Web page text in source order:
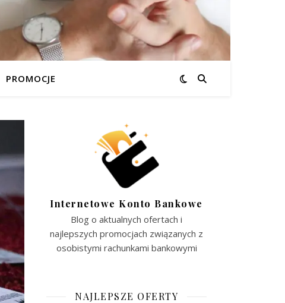
PROMOCJE
Internetowe Konto Bankowe
Blog o aktualnych ofertach i
najlepszych promocjach związanych z
osobistymi rachunkami bankowymi
NAJLEPSZE OFERTY